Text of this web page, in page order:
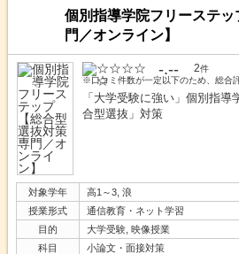
個別指導学院フリーステ
門／オンライン】
-.-- 2件
※口コミ件数が一定以下のため、総合
「大学受験に強い」個別指
合型選抜」対策
対象学年
高1～3, 浪
授業形式
通信教育・ネット学習
目的
大学受験, 映像授業
科目
小論文・面接対策